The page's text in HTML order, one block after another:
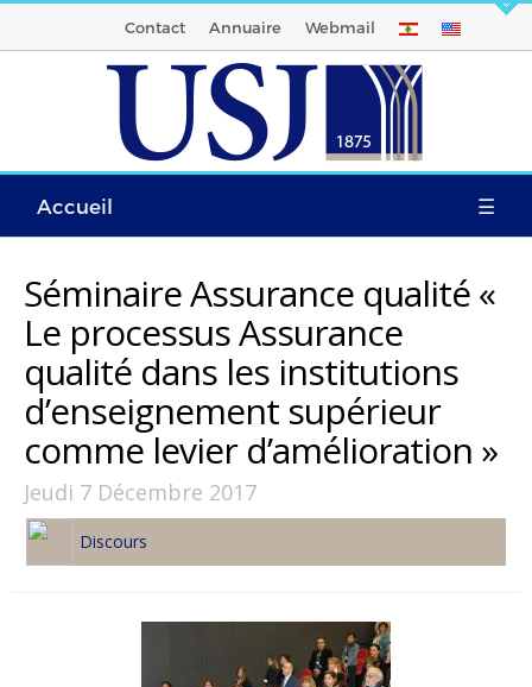
Contact Annuaire Webmail
Accueil ☰
Séminaire Assurance qualité «
Le processus Assurance
qualité dans les institutions
d’enseignement supérieur
comme levier d’amélioration »
Jeudi 7 Décembre 2017
Discours